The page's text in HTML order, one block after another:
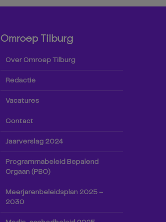
Omroep Tilburg
Over Omroep Tilburg
Redactie
Vacatures
Contact
Jaarverslag 2024
Programmabeleid Bepalend
Orgaan (PBO)
Meerjarenbeleidsplan 2025 –
2030